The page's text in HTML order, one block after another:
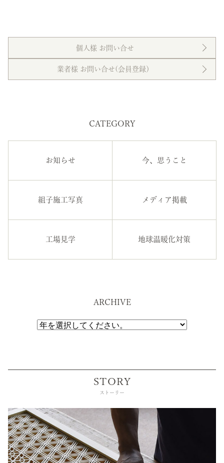
個人様 お問い合せ
業者様 お問い合せ(会員登録）
CATEGORY
お知らせ 今、思うこと
組子施工写真 メディア掲載
工場見学 地球温暖化対策
ARCHIVE
STORY
ストーリー